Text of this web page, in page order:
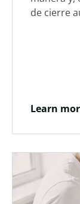
de cierre
Learn